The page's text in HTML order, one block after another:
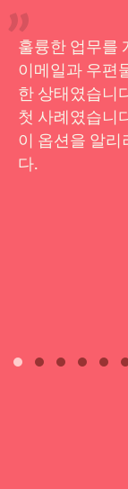
훌륭한 업무를
이메일과 우편
한 상태였습니
첫 사례였습니
이 옵션을 알리
다.